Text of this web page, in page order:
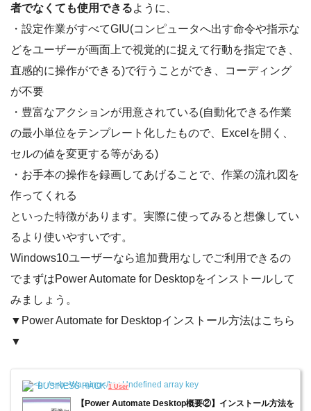
者でなくても使用できるように、
・設定作業がすべてGIU(コンピュータへ出す命令や指示な
どをユーザーが画面上で視覚的に捉えて行動を指定でき、
直感的に操作ができる)で行うことができ、コーディング
が不要
・豊富なアクションが用意されている(自動化できる作業
の最小単位をテンプレート化したもので、Excelを開く、
セルの値を変更する等がある)
・お手本の操作を録画してあげることで、作業の流れ図を
作ってくれる
といった特徴があります。実際に使ってみると想像してい
るより使いやすいです。
Windows10ユーザーなら追加費用なしでご利用できるの
でまずはPower Automate for Desktopをインストールして
みましょう。
▼Power Automate for Desktopインストール方法はこちら
▼
BUSINESS HACK 1 User
【Power Automate Desktop概要②】インストール方法を